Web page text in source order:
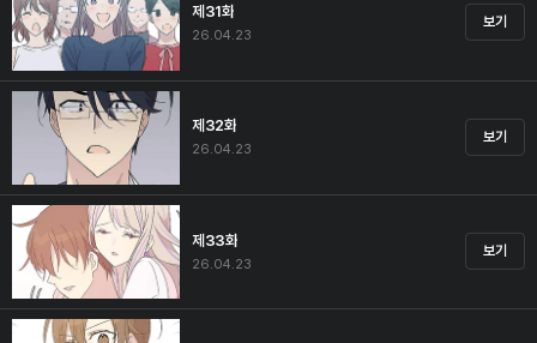
제31화
26.04.23
보기
제32화
26.04.23
보기
제33화
26.04.23
보기